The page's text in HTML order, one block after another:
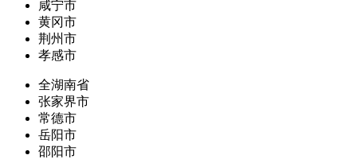
咸宁市
黄冈市
荆州市
孝感市
全湖南省
张家界市
常德市
岳阳市
邵阳市